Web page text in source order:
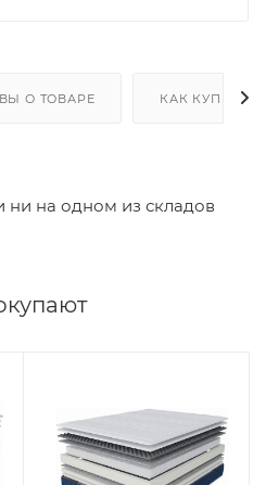
О ТОВАРЕ КАК КУПИТЬ
ни на одном из складов